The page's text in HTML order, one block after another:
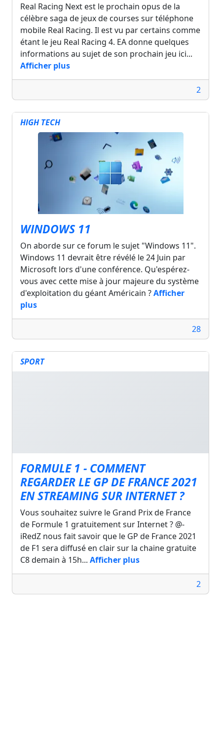
Real Racing Next est le prochain opus de la
célèbre saga de jeux de courses sur téléphone
mobile Real Racing. Il est vu par certains comme
étant le jeu Real Racing 4. EA donne quelques
informations au sujet de son prochain jeu ici...
Afficher plus
2
HIGH TECH
WINDOWS 11
On aborde sur ce forum le sujet "Windows 11".
Windows 11 devrait être révélé le 24 Juin par
Microsoft lors d'une conférence. Qu'espérez-
vous avec cette mise à jour majeure du système
d'exploitation du géant Américain ?Afficher
plus
28
SPORT
FORMULE 1 - COMMENT
REGARDER LE GP DE FRANCE 2021
EN STREAMING SUR INTERNET ?
Vous souhaitez suivre le Grand Prix de France
de Formule 1 gratuitement sur Internet ? @-
iRedZ nous fait savoir que le GP de France 2021
de F1 sera diffusé en clair sur la chaine gratuite
C8 demain à 15h... Afficher plus
2